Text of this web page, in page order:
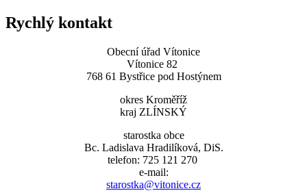
Rychlý kontakt
Obecní úřad Vítonice
Vítonice 82
768 61 Bystřice pod Hostýnem
okres Kroměříž
kraj ZLÍNSKÝ
starostka obce
Bc. Ladislava Hradilíková, DiS.
telefon: 725 121 270
e-mail:
starostka@vitonice.cz